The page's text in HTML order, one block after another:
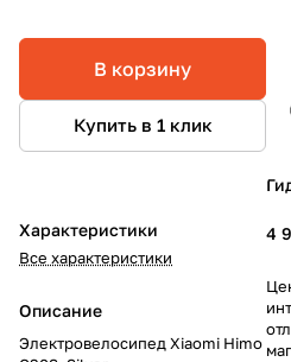
В корзину
Купить в 1 клик
Характеристики
Все характеристики
Описание
Электровелосипед Xiaomi Himo
4